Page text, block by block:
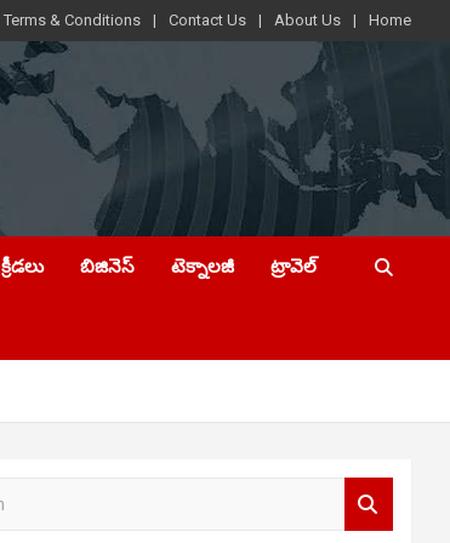
Terms & Conditions Contact Us About Us Home
క్రీడలు బిజినెస్ టెక్నాలజీ ట్రావెల్